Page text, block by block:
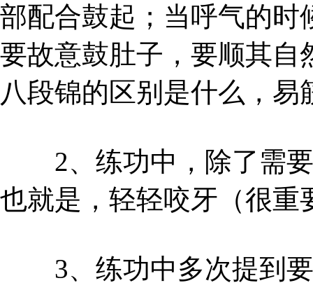
部配合鼓起；当呼气的时
要故意鼓肚子，要顺其自
八段锦的区别是什么，
2、练功中，除了需要
也就是，轻轻咬牙（很重
3、练功中多次提到要